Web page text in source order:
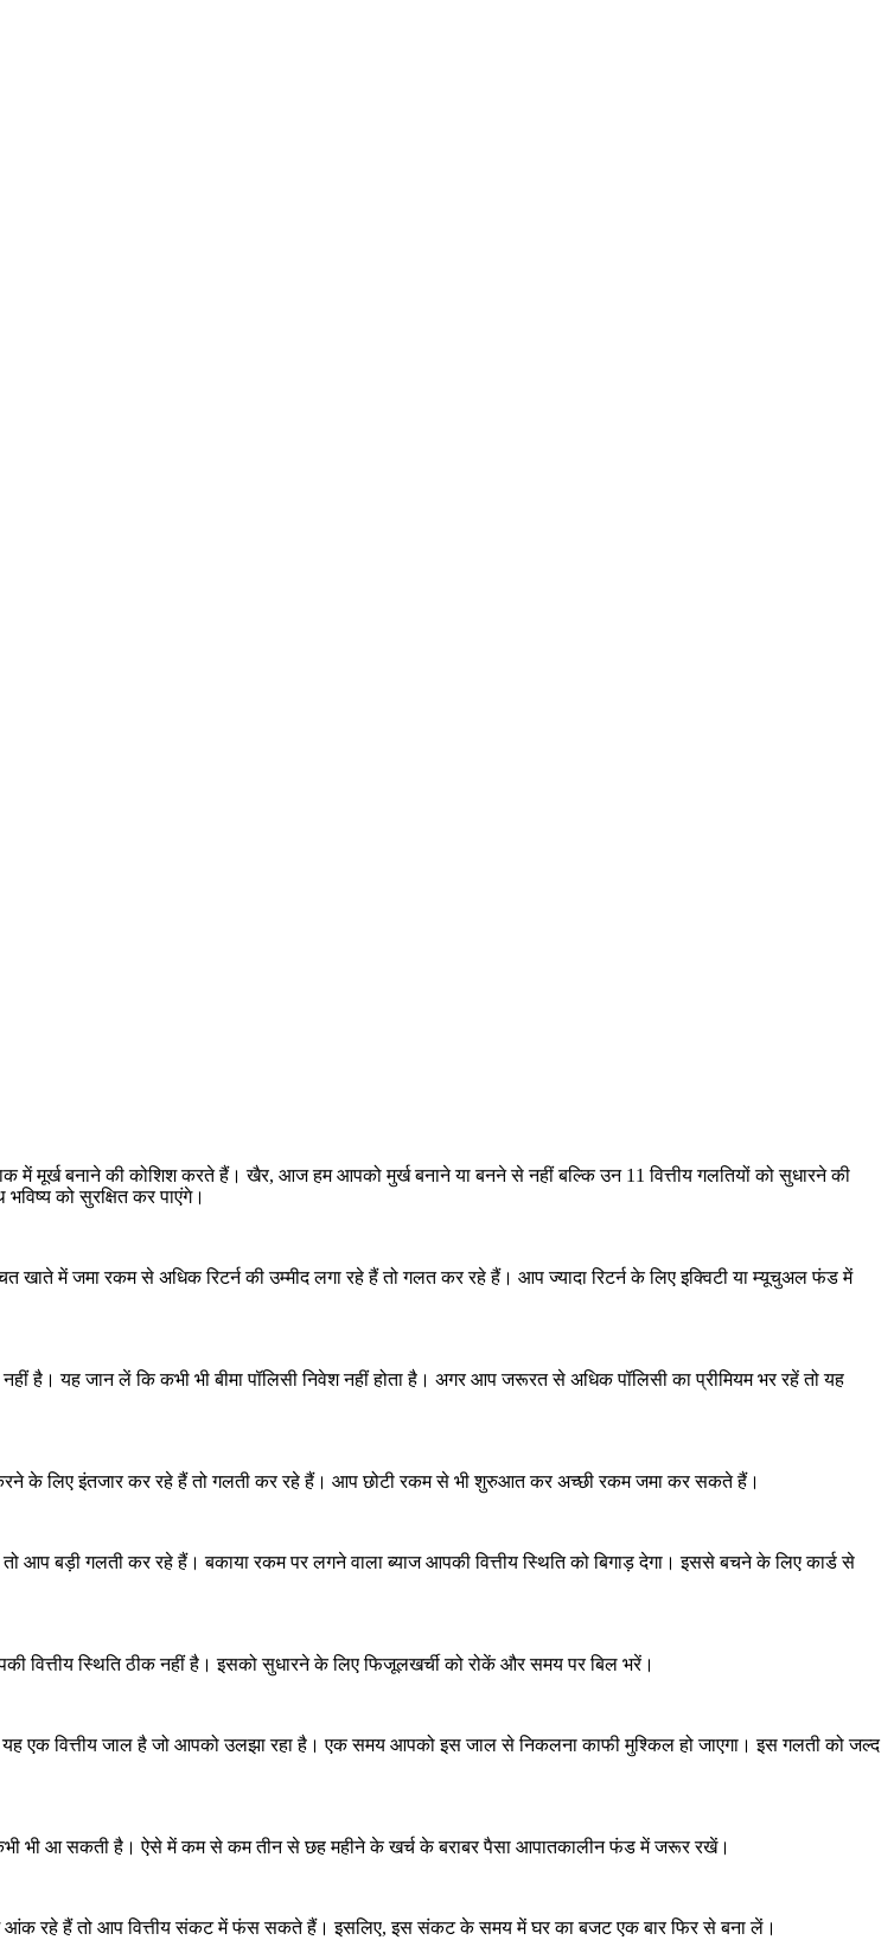
मूर्ख बनाने की कोशिश करते हैं। खैर, आज हम आपको मुर्ख बनाने या बनने से नहीं बल्कि उन 11 वित्तीय गलतियों को सुधारने की
को सुरक्षित कर पाएंगे।
में जमा रकम से अधिक रिटर्न की उम्मीद लगा रहे हैं तो गलत कर रहे हैं। आप ज्यादा रिटर्न के लिए इक्विटी या म्यूचुअल फंड में
है। यह जान लें कि कभी भी बीमा पॉलिसी निवेश नहीं होता है। अगर आप जरूरत से अधिक पॉलिसी का प्रीमियम भर रहें तो यह
के लिए इंतजार कर रहे हैं तो गलती कर रहे हैं। आप छोटी रकम से भी शुरुआत कर अच्छी रकम जमा कर सकते हैं।
आप बड़ी गलती कर रहे हैं। बकाया रकम पर लगने वाला ब्याज आपकी वित्तीय स्थिति को बिगाड़ देगा। इससे बचने के लिए कार्ड से
स्थिति ठीक नहीं है। इसको सुधारने के लिए फिजूलखर्ची को रोकें और समय पर बिल भरें।
एक वित्तीय जाल है जो आपको उलझा रहा है। एक समय आपको इस जाल से निकलना काफी मुश्किल हो जाएगा। इस गलती को जल्द
कभी भी आ सकती है। ऐसे में कम से कम तीन से छह महीने के खर्च के बराबर पैसा आपातकालीन फंड में जरूर रखें।
आंक रहे हैं तो आप वित्तीय संकट में फंस सकते हैं। इसलिए, इस संकट के समय में घर का बजट एक बार फिर से बना लें।